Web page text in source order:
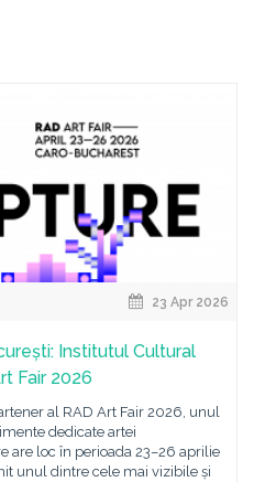
23 Apr 2026
Institutul Cultural
Fair 2026
al RAD Art Fair 2026, unul
dedicate artei
are loc în perioada 23–26 aprilie
unul dintre cele mai vizibile și